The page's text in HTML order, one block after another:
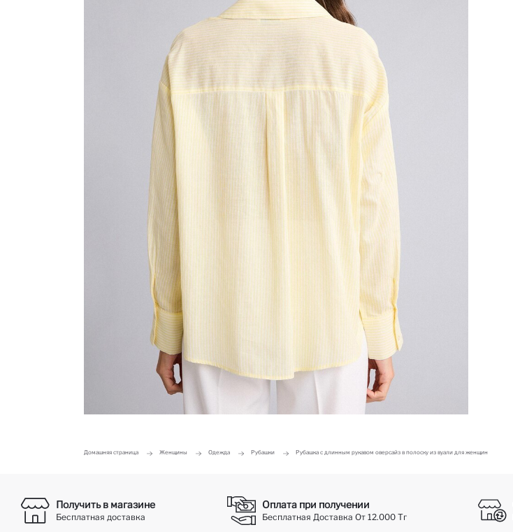
Домашняя страница Женщины Одежда Рубашки Рубашка с длинным рукавом оверсайз в полоску из вуали для женщин
Получить в магазине
Бесплатная доставка
Оплата при получении
Бесплатная Доставка От 12.000 Тг